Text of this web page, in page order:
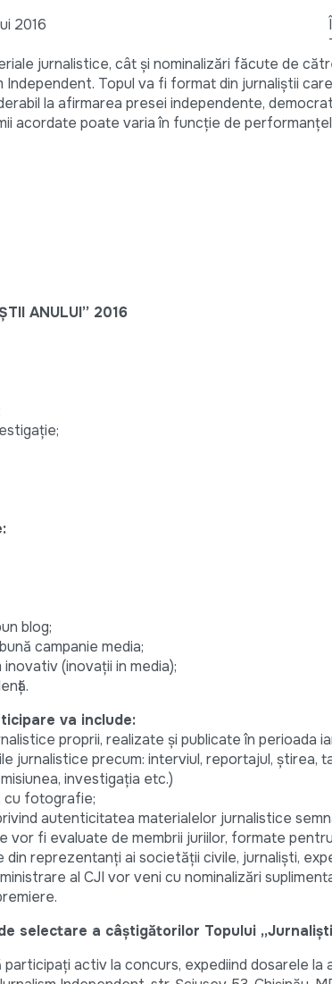
jurnalistice, cât şi nominalizări făcute de
Independent. Topul va fi format din jurnaliștii
la afirmarea presei independente,
acordate poate varia în funcţie de
ANULUI” 2016
blog;
campanie media;
(inovații in media);
va include:
proprii, realizate şi publicate în perioada
jurnalistice precum: interviul, reportajul, știrea,
investigația etc.)
cu fotografie;
autenticitatea materialelor jurnalistice
vor fi evaluate de membrii juriilor, formate
reprezentanți ai societății civile, jurnaliști,
al CJI vor veni cu nominalizări
selectare a câştigătorilor Topului
participați activ la concurs, expediind dosarele la